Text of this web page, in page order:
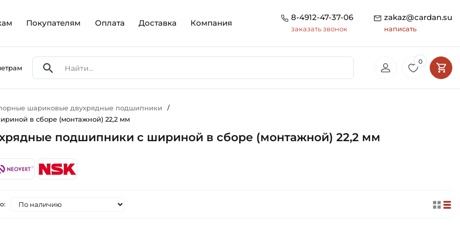
Покупателям Оплата Доставка Компания
8-4912-47-37-06
заказать звонок
zakaz@cardan.su
написать
0
шариковые двухрядные подшипники /
в сборе (монтажной) 22,2 мм
подшипники с шириной в сборе (монтажной) 22,2 мм